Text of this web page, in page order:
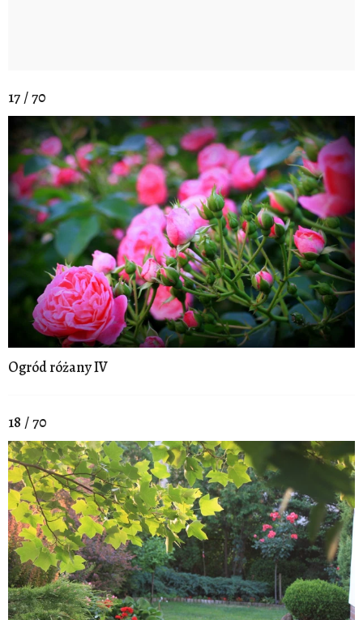
17 / 70
Ogród różany IV
18 / 70